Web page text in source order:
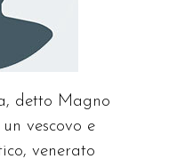
detto Magno
vescovo e
venerato